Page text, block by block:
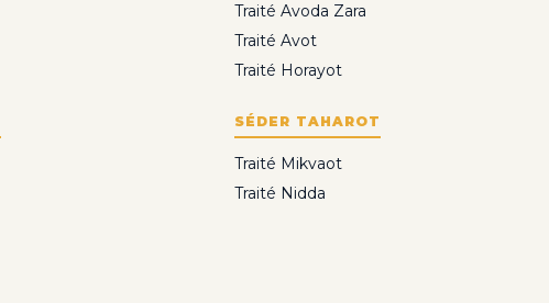
Traité Avoda Zara
Traité Avot
Traité Horayot
SÉDER TAHAROT
Traité Mikvaot
Traité Nidda